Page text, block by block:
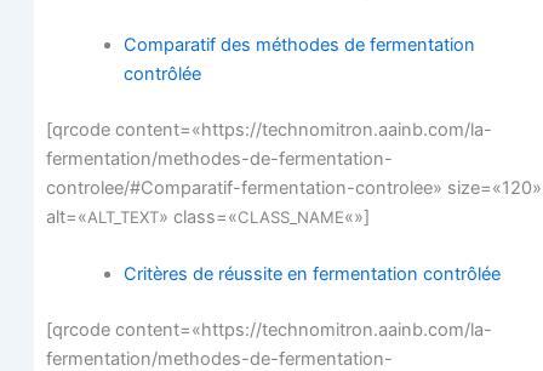
Com­pa­ra­tif des méthodes de fer­men­ta­tion
contrôlée
[qrcode content=«https://technomitron.aainb.com/la-
fermentation/methodes-de-fermentation-
controlee/#Comparatif-fermentation-controlee» size=«120»
alt=«ALT_TEXT» class=«CLASS_NAME«»]
Cri­tères de réus­site en fer­men­ta­tion contrôlée
[qrcode content=«https://technomitron.aainb.com/la-
fermentation/methodes-de-fermentation-